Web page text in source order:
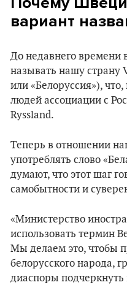
вариант
До недавнего
называть нашу страну
или «Белоруссия»),
людей ассоциации с
Ryssland.
Теперь в отношении
употреблять слово
думают, что этот шаг
самобытности и
«Министерство
использовать термин
Мы делаем это, чтобы
белорусского народа,
диаспоры